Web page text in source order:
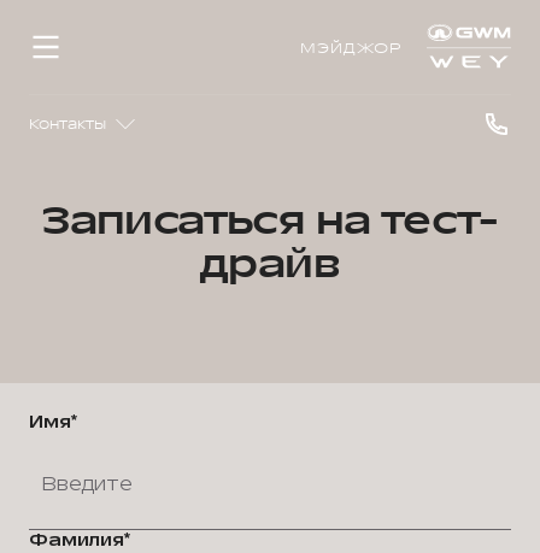
МЭЙДЖОР
Контакты
Записаться на тест-
драйв
Имя*
Фамилия*